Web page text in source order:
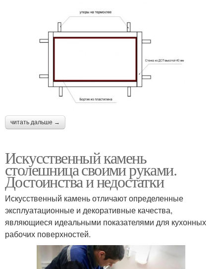
читать дальше →
Искусственный камень
столешница своими руками.
Достоинства и недостатки
Искусственный камень отличают определенные
эксплуатационные и декоративные качества,
являющиеся идеальными показателями для кухонных
рабочих поверхностей.